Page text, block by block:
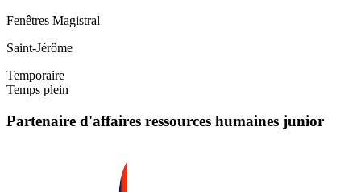
Fenêtres Magistral
Saint-Jérôme
Temporaire
Temps plein
Partenaire d'affaires ressources humaines junior